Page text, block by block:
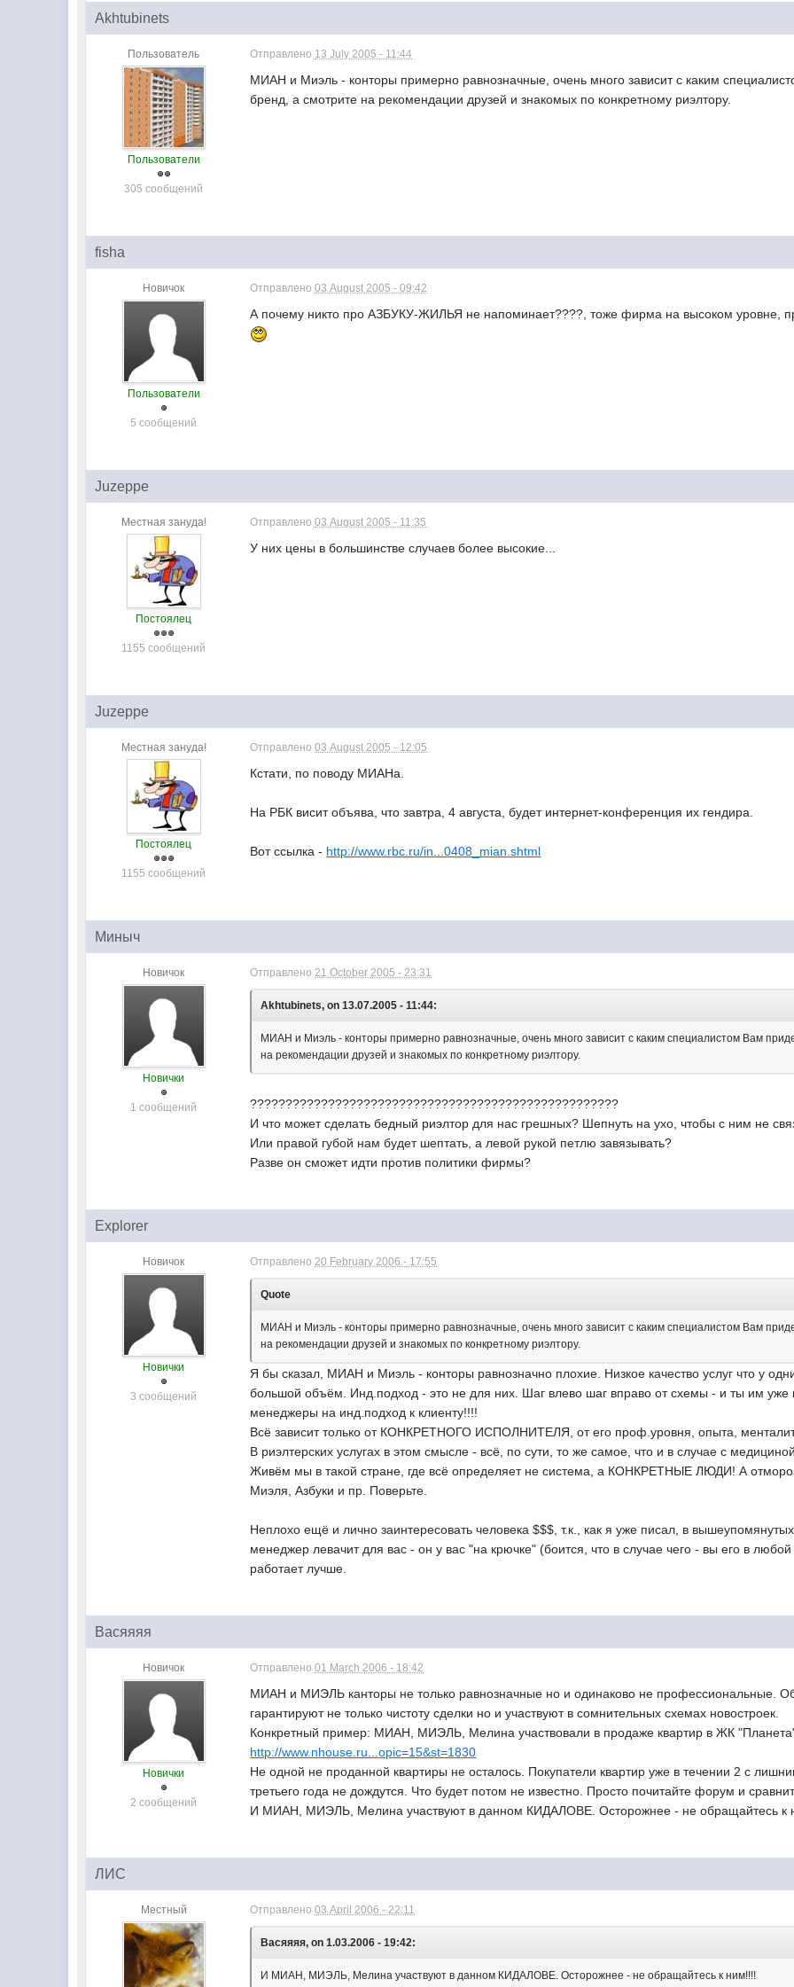
Akhtubinets
Пользователь
Пользователи
305 сообщений
Отправлено 13 July 2005 - 11:44
МИАН и Миэль - конторы примерно равнозначные, очень много зависит с каким
бренд, а смотрите на рекомендации друзей и знакомых по конкретному риэлтору.
fisha
Новичок
Пользователи
5 сообщений
Отправлено03 August 2005 - 09:42
А почему никто про АЗБУКУ-ЖИЛЬЯ не напоминает????, тоже фирма на высоком уровне,
Juzeppe
Местная зануда!
Постоялец
1155 сообщений
Отправлено03 August 2005 - 11:35
У них цены в большинстве случаев более высокие...
Juzeppe
Местная зануда!
Постоялец
1155 сообщений
Отправлено03 August 2005 - 12:05
Кстати, по поводу МИАНа.
На РБК висит объява, что завтра, 4 августа, будет интернет-конференция их гендира.
Вот ссылка - http://www.rbc.ru/in...0408_mian.shtml
Миныч
Новичок
Новички
1 сообщений
Отправлено21 October 2005 - 23:31
Akhtubinets, on 13.07.2005 - 11:44:
МИАН и Миэль - конторы примерно равнозначные, очень много зависит с каким специалистом Вам
на рекомендации друзей и знакомых по конкретному риэлтору.
????????????????????????????????????????????????????
И что может сделать бедный риэлтор для нас грешных? Шепнуть на ухо, чтобы с ним не
Или правой губой нам будет шептать, а левой рукой петлю завязывать?
Разве он сможет идти против политики фирмы?
Explorer
Новичок
Новички
3 сообщений
Отправлено20 February 2006 - 17:55
Quote
МИАН и Миэль - конторы примерно равнозначные, очень много зависит с каким специалистом Вам
на рекомендации друзей и знакомых по конкретному риэлтору.
Я бы сказал, МИАН и Миэль - конторы равнозначно плохие. Низкое качество услуг что у
большой объём. Инд.подход - это не для них. Шаг влево шаг вправо от схемы - и ты им уже
менеджеры на инд.подход к клиенту!!!!
Всё зависит только от КОНКРЕТНОГО ИСПОЛНИТЕЛЯ, от его проф.уровня, опыта,
В риэлтерских услугах в этом смысле - всё, по сути, то же самое, что и в случае с
Живём мы в такой стране, где всё определяет не система, а КОНКРЕТНЫЕ ЛЮДИ! А
Миэля, Азбуки и пр. Поверьте.
Неплохо ещё и лично заинтересовать человека $$$, т.к., как я уже писал, в
менеджер левачит для вас - он у вас "на крючке" (боится, что в случае чего - вы его в
работает лучше.
Васяяяя
Новичок
Новички
2 сообщений
Отправлено01 March 2006 - 18:42
МИАН и МИЭЛЬ канторы не только равнозначные но и одинаково не профессиональные.
гарантируют не только чистоту сделки но и участвуют в сомнительных схемах новостроек.
Конкретный пример: МИАН, МИЭЛЬ, Мелина участвовали в продаже квартир в ЖК
http://www.nhouse.ru...opic=15&st=1830
Не одной не проданной квартиры не осталось. Покупатели квартир уже в течении 2 с
третьего года не дождутся. Что будет потом не известно. Просто почитайте форум и
И МИАН, МИЭЛЬ, Мелина участвуют в данном КИДАЛОВЕ. Осторожнее - не обращайтесь к
ЛИС
Местный Отправлено03 April 2006 - 22:11
Васяяяя, on 1.03.2006 - 19:42:
И МИАН, МИЭЛЬ, Мелина участвуют в данном КИДАЛОВЕ. Осторожнее - не обращайтесь к ним!!!!